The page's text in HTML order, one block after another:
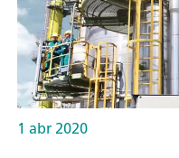
1 abr 2020